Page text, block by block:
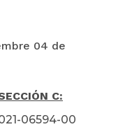
de
C:
06594-00